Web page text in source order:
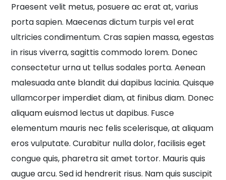
Praesent velit metus, posuere ac erat at, varius
porta sapien. Maecenas dictum turpis vel erat
ultricies condimentum. Cras sapien massa, egestas
in risus viverra, sagittis commodo lorem. Donec
consectetur urna ut tellus sodales porta. Aenean
malesuada ante blandit dui dapibus lacinia. Quisque
ullamcorper imperdiet diam, at finibus diam. Donec
aliquam euismod lectus ut dapibus. Fusce
elementum mauris nec felis scelerisque, at aliquam
eros vulputate. Curabitur nulla dolor, facilisis eget
congue quis, pharetra sit amet tortor. Mauris quis
augue arcu. Sed id hendrerit risus. Nam quis suscipit